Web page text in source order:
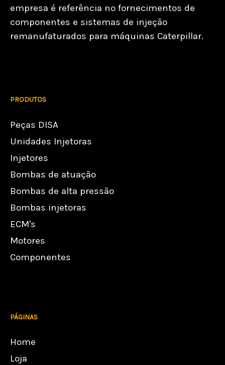
empresa é referência no fornecimentos de
componentes e sistemas de injeção
remanufaturados para máquinas Caterpillar.
PRODUTOS
Peças DISA
Unidades Injetoras
Injetores
Bombas de atuação
Bombas de alta pressão
Bombas injetoras
ECM's
Motores
Componentes
PÁGINAS
Home
Loja